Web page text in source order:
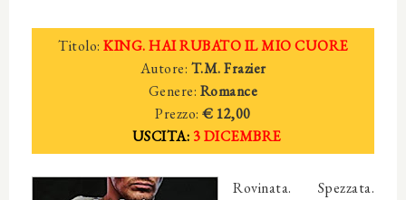
Titolo: KING. HAI RUBATO IL MIO CUORE
Autore: T.M. Frazier
Genere: Romance
Prezzo: € 12,00
USCITA: 3 DICEMBRE
Rovinata. Spezzata.